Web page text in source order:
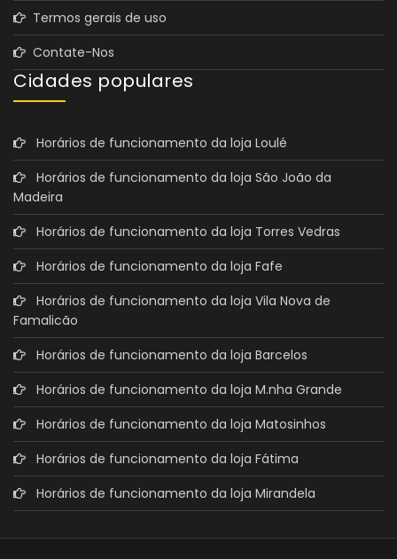
Termos gerais de uso
Contate-Nos
Cidades populares
Horários de funcionamento da loja Loulé
Horários de funcionamento da loja São João da
Madeira
Horários de funcionamento da loja Torres Vedras
Horários de funcionamento da loja Fafe
Horários de funcionamento da loja Vila Nova de
Famalicão
Horários de funcionamento da loja Barcelos
Horários de funcionamento da loja M.nha Grande
Horários de funcionamento da loja Matosinhos
Horários de funcionamento da loja Fátima
Horários de funcionamento da loja Mirandela